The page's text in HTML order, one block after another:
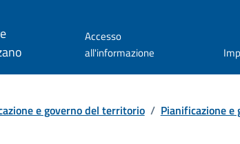
Accesso
all'informazione
e governo del territorio / Pianificazione